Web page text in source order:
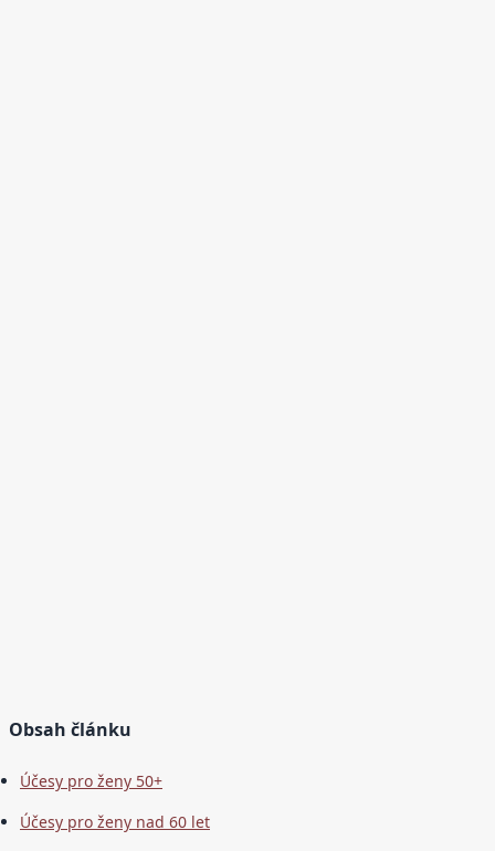
Obsah článku
Účesy pro ženy 50+
Účesy pro ženy nad 60 let